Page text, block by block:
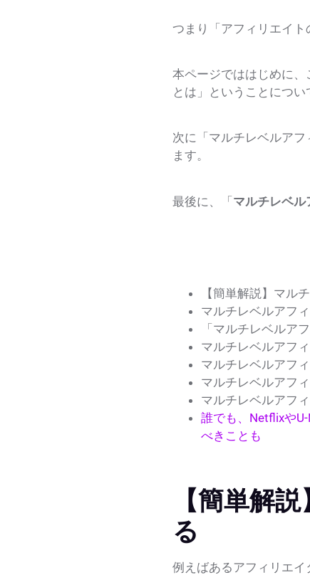
つまり「アフィリエイト
本ページでははじめに
とは」ということについ
次に「マルチレベルア
ます。
最後に、「マルチレベ
【簡単解説】マル
マルチレベルアフ
「マルチレベルア
マルチレベルアフ
マルチレベルアフ
マルチレベルアフ
マルチレベルアフ
誰でも、Netflixや
べきことも
【簡単解
る
例えばあるアフィリエ